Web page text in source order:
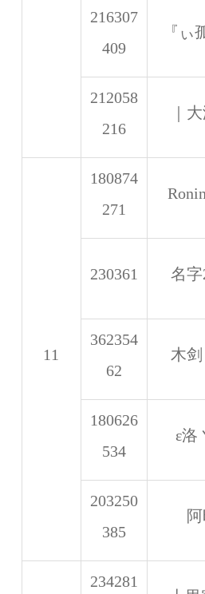
216307
409
『ぃ
212058
216
｜
11
180874
271
230361 名字
362354
62
木
180626
534
ε洛
203250
385
234281